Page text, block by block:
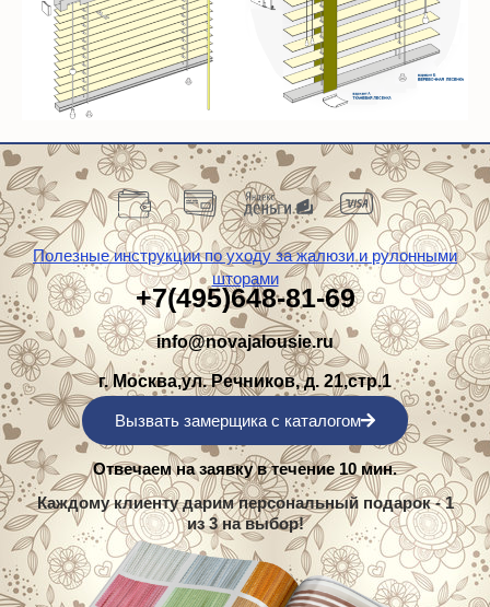
Полезные инструкции по уходу за жалюзи и рулонными
шторами
+7(495)648-81-69
info@novajalousie.ru
г. Москва,ул. Речников, д. 21,стр.1
Вызвать замерщика с каталогом
Отвечаем на заявку в течение 10 мин.
Каждому клиенту дарим персональный подарок - 1
из 3 на выбор!